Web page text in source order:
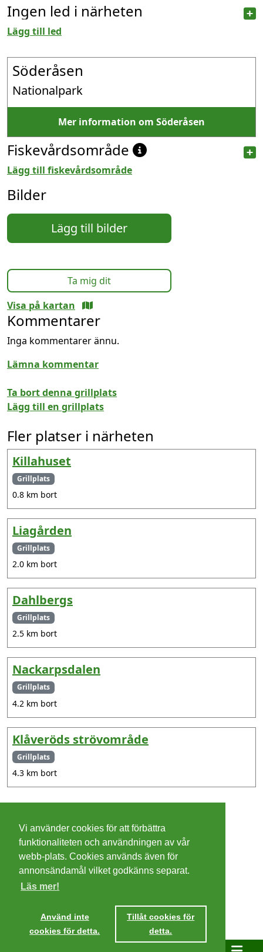
Ingen led i närheten
Lägg till led
Söderåsen
Nationalpark
Mer information om Söderåsen
Fiskevårdsområde
Lägg till fiskevårdsområde
Bilder
Lägg till bilder
Ta mig dit
Visa på kartan
Kommentarer
Inga kommentarer ännu.
Lämna kommentar
Ta bort denna grillplats
Lägg till en grillplats
Fler platser i närheten
Killahuset
Grillplats
0.8 km bort
Liagården
Grillplats
2.0 km bort
Dahlbergs
Grillplats
2.5 km bort
Nackarpsdalen
Grillplats
4.2 km bort
Klåveröds strövområde
Grillplats
4.3 km bort
Ta mig dit
Cookies
Integritetspolicy
Villkor
Vi använder cookies för att förbättra
funktionaliteten och användningen av vår
webb-plats. Cookies används även för
annonsändamål vilket godkänns separat.
Läs mer!
Använd inte
cookies för detta.
Tillåt cookies för
detta.